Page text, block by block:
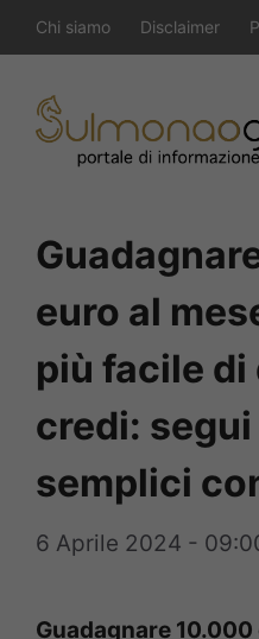
al
contenuto
Chi siamo Disclaimer
euro al
più facile di
credi:
semplici
6 Aprile 2024 -
Guadagnare